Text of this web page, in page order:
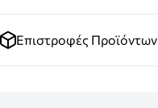
Επιστροφές Προϊόντων